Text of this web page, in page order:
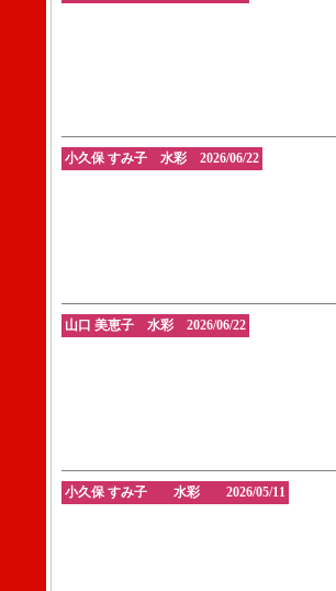
小久保 すみ子 水彩 2026/06/22
山口 美恵子 水彩 2026/06/22
小久保 すみ子 水彩 2026/05/11